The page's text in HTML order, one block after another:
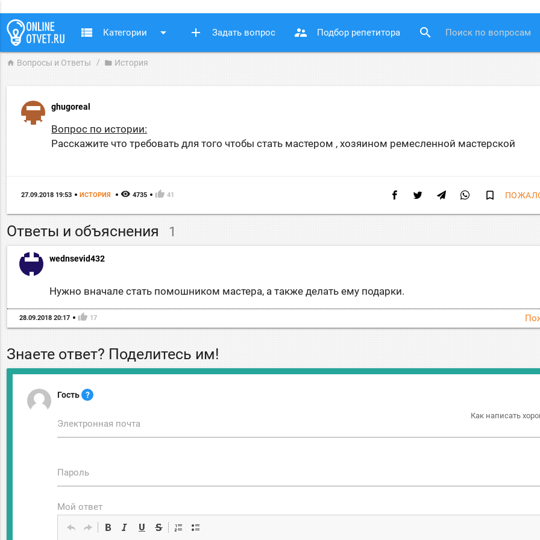
view_list Категории arrow_drop_down add Задать вопрос supervisor_account Подбор репетитора search
home Вопросы и Ответы folder История
ghugoreal
Вопрос по истории:
Расскажите что требовать для того чтобы стать мастером , хозяином ремесленной мастерской
bookmark_border
27.09.2018 19:53 ИСТОРИЯ remove_red_eye 4735 thumb_up 41
Ответы и объяснения 1
wednsevid432
Нужно вначале стать помошником мастера, а также делать ему подарки.
28.09.2018 20:17 thumb_up 17
Знаете ответ? Поделитесь им!
Гость ?
Как написать
Электронная почта
Пароль
Мой ответ